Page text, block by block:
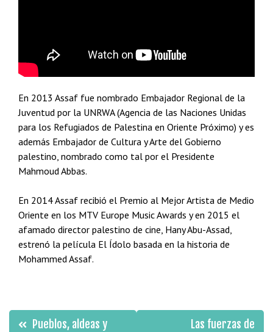
En 2013 Assaf fue nombrado Embajador Regional de la
Juventud por la UNRWA (Agencia de las Naciones Unidas
para los Refugiados de Palestina en Oriente Próximo) y es
además Embajador de Cultura y Arte del Gobierno
palestino, nombrado como tal por el Presidente
Mahmoud Abbas.
En 2014 Assaf recibió el Premio al Mejor Artista de Medio
Oriente en los MTV Europe Music Awards y en 2015 el
afamado director palestino de cine, Hany Abu-Assad,
estrenó la película El Ídolo basada en la historia de
Mohammed Assaf.
Navegación
Pueblos, aldeas y
Las fuerzas de